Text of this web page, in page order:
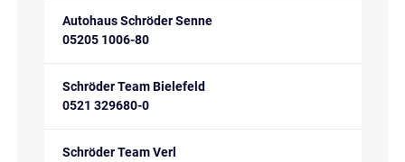
Autohaus Schröder Senne
05205 1006-80
Schröder Team Bielefeld
0521 329680-0
Schröder Team Verl